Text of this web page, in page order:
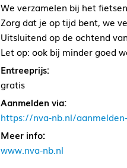
We verzamelen bij het
Zorg dat je op tijd bent, we
Uitsluitend op de ochtend
Let op: ook bij minder goed
Entreeprijs:
gratis
Aanmelden via:
https://nva-nb.nl/
Meer info:
www.nva-nb.nl